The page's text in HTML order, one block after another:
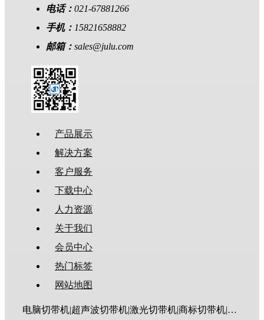
电话： 021-67881266
手机： 15821658882
邮箱： sales@julu.com
产品展示
解决方案
客户服务
下载中心
人力资源
关于我们
会员中心
热门标签
网站地图
电脑切带机|超声波切带机|激光切带机|商标切带机|圆角切带机|斜角切带机|燕尾切带机|梯形切带机|魔术贴切带机|电脑切管机|热缩管切管机